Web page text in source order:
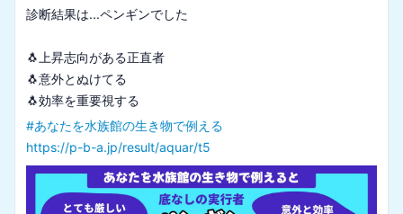
診断結果は...ペンギンでした
🐧上昇志向がある正直者
🐧意外とぬけてる
#あなたを水族館の生き物で例える
https://p-b-a.jp/result/aquar/t5